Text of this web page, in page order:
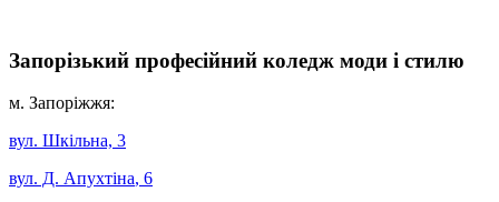
Запорізький професійний коледж моди і стилю
м. Запоріжжя:
вул. Шкільна, 3
вул. Д. Апухтіна, 6